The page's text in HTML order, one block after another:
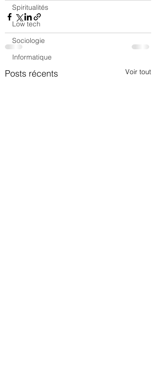
Spiritualités
Low tech
Sociologie
Informatique
Posts récents Voir tout